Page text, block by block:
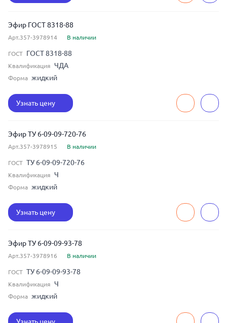
Эфир ГОСТ 8318-88
Арт.357-3978914 В наличии
ГОСТ ГОСТ 8318-88
Квалификация ЧДА
Форма жидкий
Узнать цену
Эфир ТУ 6-09-09-720-76
Арт.357-3978915 В наличии
ГОСТ ТУ 6-09-09-720-76
Квалификация Ч
Форма жидкий
Узнать цену
Эфир ТУ 6-09-09-93-78
Арт.357-3978916 В наличии
ГОСТ ТУ 6-09-09-93-78
Квалификация Ч
Форма жидкий